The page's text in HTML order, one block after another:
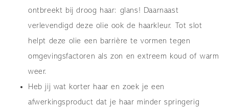
ontbreekt bij droog haar: glans! Daarnaast
verlevendigd deze olie ook de haarkleur. Tot slot
helpt deze olie een barrière te vormen tegen
omgevingsfactoren als zon en extreem koud of warm
weer.
Heb jij wat korter haar en zoek je een
afwerkingsproduct dat je haar minder springerig